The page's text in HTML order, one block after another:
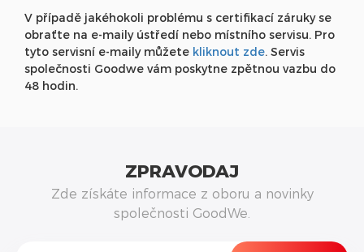
V případě jakéhokoli problému s certifikací záruky se
obraťte na e-maily ústředí nebo místního servisu. Pro
tyto servisní e-maily můžete kliknout zde. Servis
společnosti Goodwe vám poskytne zpětnou vazbu do
48 hodin.
ZPRAVODAJ
Zde získáte informace z oboru a novinky
společnosti GoodWe.